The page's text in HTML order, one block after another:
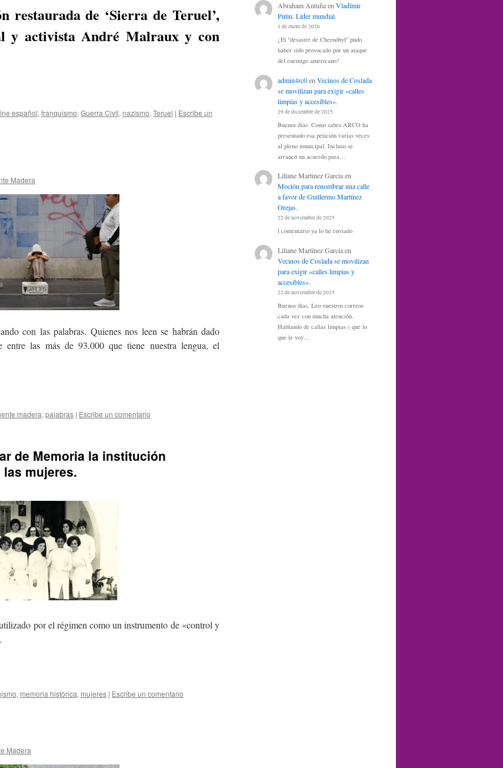
restaurada de ‘Sierra de Teruel’,
y activista André Malraux y con
español, franquismo, Guerra Civil, nazismo, Teruel | Escribe un
Madera
con las palabras. Quienes nos leen se habrán dado
entre las más de 93.000 que tiene nuestra lengua, el
madera, palabras | Escribe un comentario
de Memoria la institución
mujeres.
por el régimen como un instrumento de «control y
, memoria histórica, mujeres | Escribe un comentario
Madera
Abraham AntuñaenVladímir
Putin. Líder mundial.
1 de enero de 2026
¿El "desastre de Chernóbyl" pudo
haber sido provocado por un ataque
del enemigo americano?
admin4rc0en Vecinos de Coslada
se movilizan para exigir «calles
limpias y accesibles».
29 de diciembre de 2025
Buenos días. Como sabes ARCO ha
presentado esa petición varias veces
al pleno municipal. Incluso se
arrancó un acuerdo para…
Liliane Martinez Garciaen
Moción para renombrar una calle
a favor de Guillermo Martínez
Orejas.
22 de noviembre de 2025
l comentario ya lo he enviado
Liliane Martinez Garciaen
Vecinos de Coslada se movilizan
para exigir «calles limpias y
accesibles».
22 de noviembre de 2025
Buenos dias, Leo vuestros correos
cada vez con mucha atención.
Hablando de callas limpias ( que lo
que le voy…